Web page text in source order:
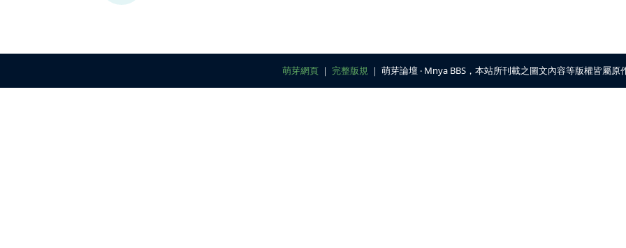
萌芽網頁 ｜ 完整版規 ｜ 萌芽論壇 ‧ Mnya BBS，本站所刊載之圖文內容等版權皆屬原